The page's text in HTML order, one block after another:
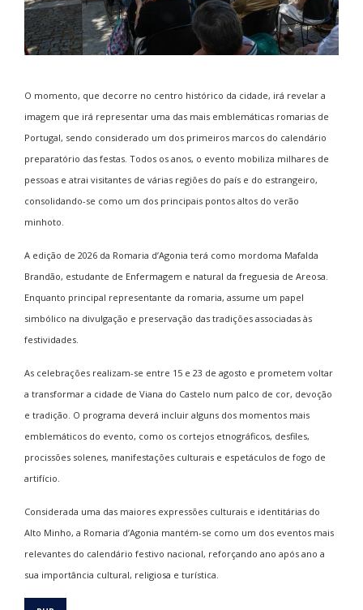
O momento, que decorre no centro histórico da cidade, irá revelar a
imagem que irá representar uma das mais emblemáticas romarias de
Portugal, sendo considerado um dos primeiros marcos do calendário
preparatório das festas. Todos os anos, o evento mobiliza milhares de
pessoas e atrai visitantes de várias regiões do país e do estrangeiro,
consolidando-se como um dos principais pontos altos do verão
minhoto.
A edição de 2026 da Romaria d’Agonia terá como mordoma Mafalda
Brandão, estudante de Enfermagem e natural da freguesia de Areosa.
Enquanto principal representante da romaria, assume um papel
simbólico na divulgação e preservação das tradições associadas às
festividades.
As celebrações realizam-se entre 15 e 23 de agosto e prometem voltar
a transformar a cidade de Viana do Castelo num palco de cor, devoção
e tradição. O programa deverá incluir alguns dos momentos mais
emblemáticos do evento, como os cortejos etnográficos, desfiles,
procissões solenes, manifestações culturais e espetáculos de fogo de
artifício.
Considerada uma das maiores expressões culturais e identitárias do
Alto Minho, a Romaria d’Agonia mantém-se como um dos eventos mais
relevantes do calendário festivo nacional, reforçando ano após ano a
sua importância cultural, religiosa e turística.